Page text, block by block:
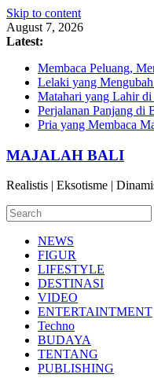
Skip to content
August 7, 2026
Latest:
Membaca Peluang,
Lelaki yang
Matahari yang Lahir di
Perjalanan Panjang di
Pria yang Membaca
MAJALAH BALI
Realistis | Eksotisme |
NEWS
FIGUR
LIFESTYLE
DESTINASI
VIDEO
ENTERTAINTMENT
Techno
BUDAYA
TENTANG
PUBLISHING